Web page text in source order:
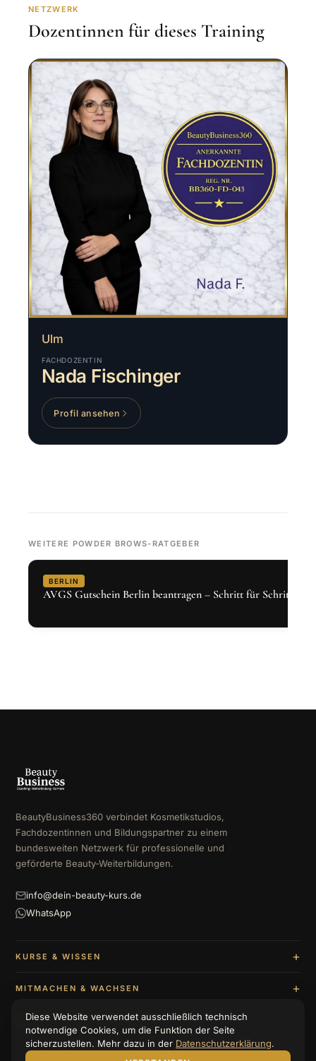
NETZWERK
Dozentinnen für dieses Training
Ulm
FACHDOZENTIN
Nada Fischinger
Profil ansehen
WEITERE POWDER BROWS-RATGEBER
BERLIN
AVGS Gutschein Berlin beantragen – Schritt für Schritt 2026
BeautyBusiness360 verbindet Kosmetikstudios,
Fachdozentinnen und Bildungspartner zu einem
bundesweiten Netzwerk für professionelle und
geförderte Beauty-Weiterbildungen.
info@dein-beauty-kurs.de
WhatsApp
KURSE & WISSEN
MITMACHEN & WACHSEN
UNTERNEHMEN & BERATUNG
Diese Website verwendet ausschließlich technisch
notwendige Cookies, um die Funktion der Seite
sicherzustellen. Mehr dazu in der Datenschutzerklärung.